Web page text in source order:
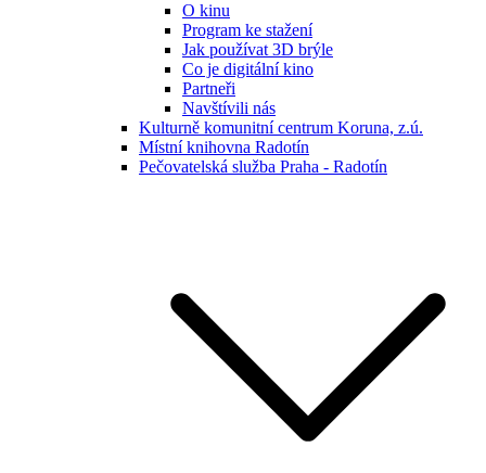
O kinu
Program ke stažení
Jak používat 3D brýle
Co je digitální kino
Partneři
Navštívili nás
Kulturně komunitní centrum Koruna, z.ú.
Místní knihovna Radotín
Pečovatelská služba Praha - Radotín